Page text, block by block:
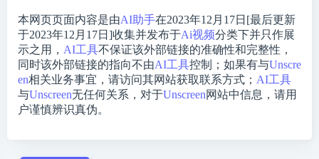
本网页页面内容是由AI助手在2023年12月17日[最后更新
于2023年12月17日]收集并发布于Ai视频分类下并只作展
示之用， AI工具不保证该外部链接的准确性和完整性，
同时该外部链接的指向不由AI工具控制；如果有与Unscre
en相关业务事宜，请访问其网站获取联系方式； AI工具
与Unscreen无任何关系，对于Unscreen网站中信息，请用
户谨慎辨识真伪。